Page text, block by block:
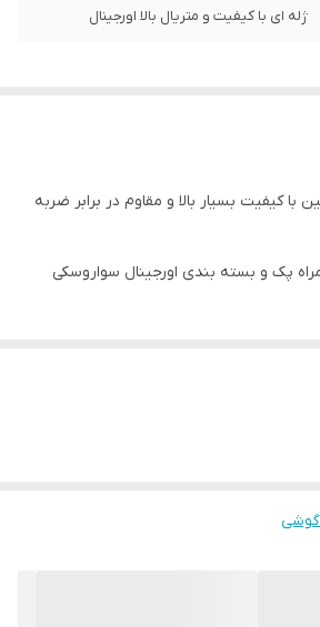
ژله ای با کیفیت و متریال بالا اورجینال
با کیفیت بسیار بالا و مقاوم در برابر ضربه
پک و بسته بندی اورجینال سواروسکی
گوشی